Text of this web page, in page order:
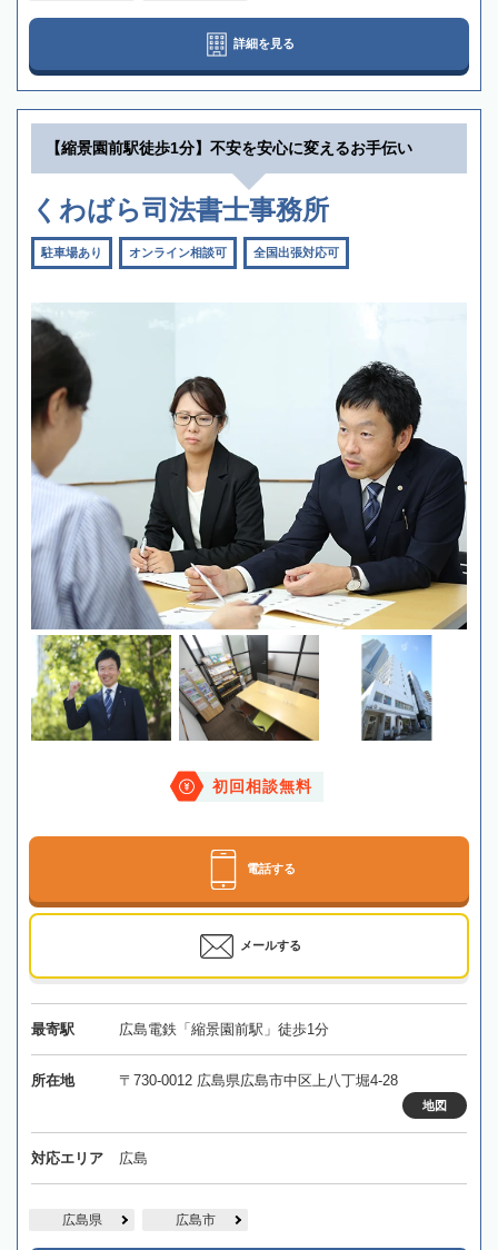
詳細を見る
【縮景園前駅徒歩1分】不安を安心に変えるお手伝い
くわばら司法書士事務所
駐車場あり オンライン相談可 全国出張対応可
初回相談無料
電話する
メールする
最寄駅 広島電鉄「縮景園前駅」徒歩1分
所在地 〒730-0012 広島県広島市中区上八丁堀4-28
地図
対応エリア 広島
広島県 広島市